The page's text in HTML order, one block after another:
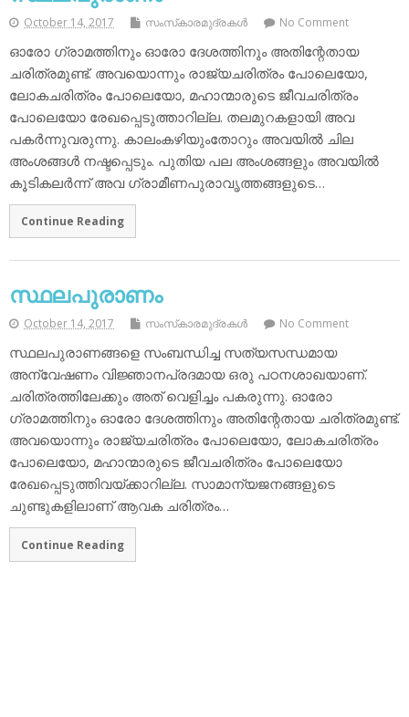
October 14, 2017 സംസ്‌കാരമുദ്രകള്‍ No Comment
ഓരോ ഗ്രാമത്തിനും ഓരോ ദേശത്തിനും അതിന്റേതായ
ചരിത്രമുണ്ട്. അവയൊന്നും രാജ്യചരിത്രം പോലെയോ,
ലോകചരിത്രം പോലെയോ, മഹാന്മാരുടെ ജീവചരിത്രം
പോലെയോ രേഖപ്പെടുത്താറില്ല. തലമുറകളായി അവ
പകര്‍ന്നുവരുന്നു. കാലംകഴിയുംതോറും അവയില്‍ ചില
അംശങ്ങള്‍ നഷ്ടപ്പെടും. പുതിയ പല അംശങ്ങളും അവയില്‍
കൂടികലര്‍ന്ന് അവ ഗ്രാമീണപുരാവൃത്തങ്ങളുടെ…
Continue Reading
സ്ഥലപുരാണം
October 14, 2017 സംസ്‌കാരമുദ്രകള്‍ No Comment
സ്ഥലപുരാണങ്ങളെ സംബന്ധിച്ച സത്യസന്ധമായ
അന്വേഷണം വിജ്ഞാനപ്രദമായ ഒരു പഠനശാഖയാണ്.
ചരിത്രത്തിലേക്കും അത് വെളിച്ചം പകരുന്നു. ഓരോ
ഗ്രാമത്തിനും ഓരോ ദേശത്തിനും അതിന്റേതായ ചരിത്രമുണ്ട്.
അവയൊന്നും രാജ്യചരിത്രം പോലെയോ, ലോകചരിത്രം
പോലെയോ, മഹാന്മാരുടെ ജീവചരിത്രം പോലെയോ
രേഖപ്പെടുത്തിവയ്ക്കാറില്ല. സാമാന്യജനങ്ങളുടെ
ചുണ്ടുകളിലാണ് ആവക ചരിത്രം…
Continue Reading